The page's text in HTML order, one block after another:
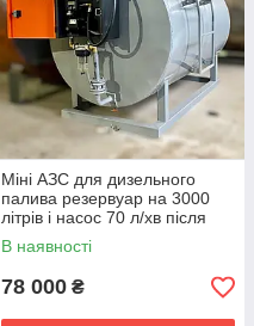
Міні АЗС для дизельного
палива резервуар на 3000
літрів і насос 70 л/хв після
реставрації
В наявності
78 000 ₴